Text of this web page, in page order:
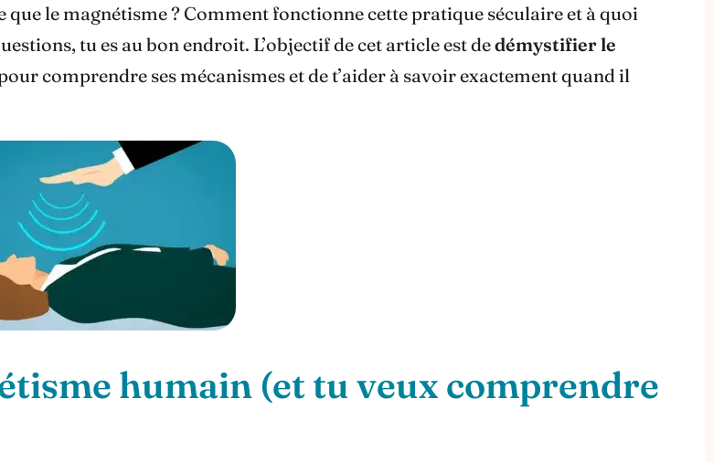
que le magnétisme ? Comment fonctionne cette pratique séculaire et à quoi
tu es au bon endroit. L’objectif de cet article est dedémystifier le
comprendre ses mécanismes et de t’aider à savoir exactement quand il
humain (et tu veux comprendre